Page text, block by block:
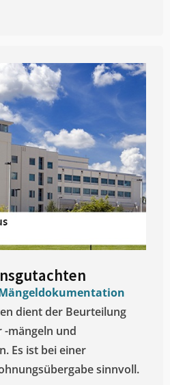
dient der Beurteilung
-mängeln und
Es ist bei einer
sinnvoll.